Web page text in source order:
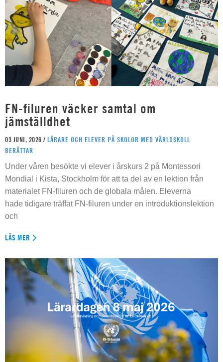
FN-filuren väcker samtal om
jämställdhet
03 JUNI, 2026 / LÄRARE OCH ELEVER PÅ SKOLOR MED VÄRLDSKOLL
BERÄTTAR
Under våren besökte vi elever i årskurs 2 på Montessori
Mondial i Kista, Stockholm för att ta del av en lektion från
materialet FN-filuren och de globala målen. Eleverna
hade tidigare träffat FN-filuren under en introduktionslektion
och
LÄS MER